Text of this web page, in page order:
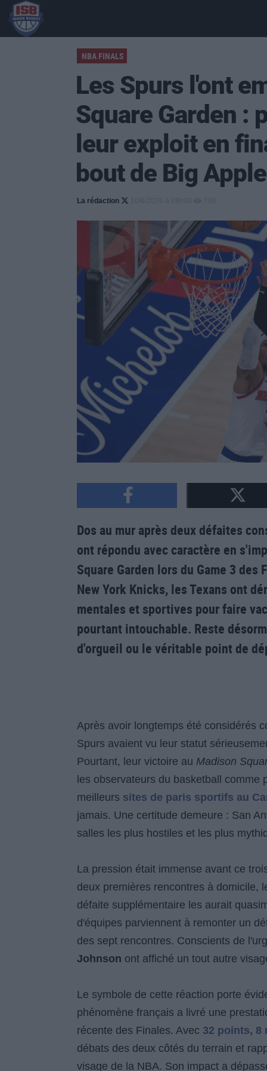
NBA FINALS
Les Spurs l'ont
Square Garden :
leur exploit en
bout de Big
La rédaction
Dos au mur après deux défaites
ont répondu avec caractère en
Square Garden lors du Game 3
New York Knicks, les Texans ont
mentales et sportives pour faire
pourtant intouchable. Reste
d'orgueil ou le véritable point de
Après avoir longtemps été considérés
Spurs avaient vu leur statut
Pourtant, leur victoire au Madison
les observateurs du basketball
meilleurs sites de paris sportifs au
jamais. Une certitude demeure : San
salles les plus hostiles et les plus
La pression était immense avant ce
deux premières rencontres à domicile,
défaite supplémentaire les aurait
d'équipes parviennent à remonter un
des sept rencontres. Conscients de
Johnson ont affiché un tout autre
Le symbole de cette réaction porte
phénomène français a livré une
récente des Finales. Avec 32 points, 8
débats des deux côtés du terrain et
visage de la NBA. Son impact a